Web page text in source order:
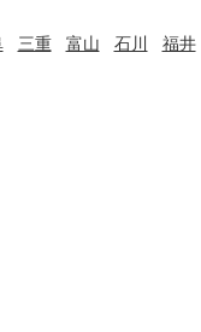
三重 富山 石川 福井